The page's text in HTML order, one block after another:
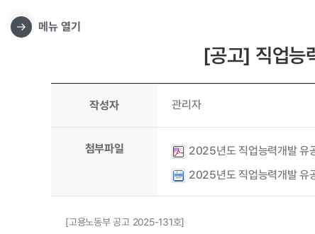
메뉴 열기
[공고] 직업능
작성자 관리자
첨부파일
2025년도 직업능력개발
2025년도 직업능력개발
[고용노동부 공고 2025-131호]